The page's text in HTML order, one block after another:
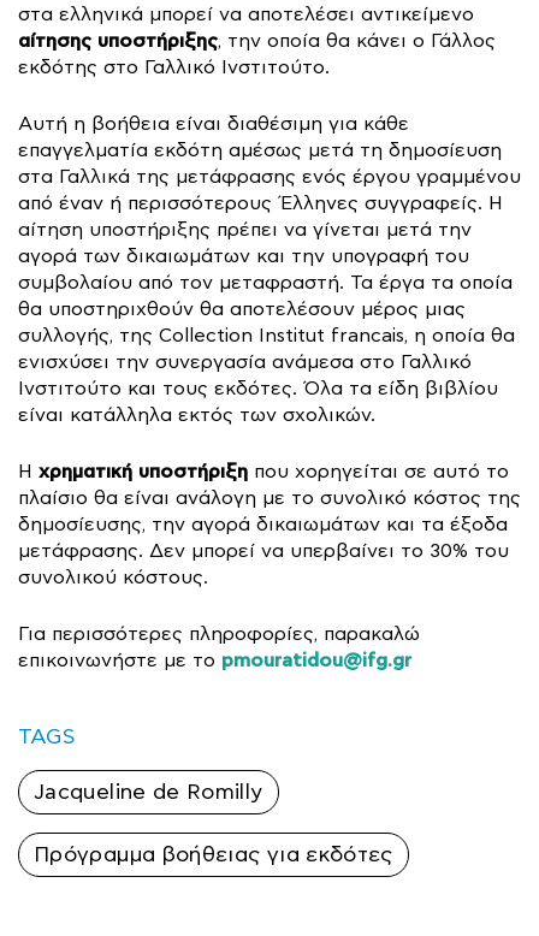
στα ελληνικά μπορεί να αποτελέσει αντικείμενο
αίτησης υποστήριξης, την οποία θα κάνει ο Γάλλος
εκδότης στο Γαλλικό Ινστιτούτο.
Αυτή η βοήθεια είναι διαθέσιμη για κάθε
επαγγελματία εκδότη αμέσως μετά τη δημοσίευση
στα Γαλλικά της μετάφρασης ενός έργου γραμμένου
από έναν ή περισσότερους Έλληνες συγγραφείς. Η
αίτηση υποστήριξης πρέπει να γίνεται μετά την
αγορά των δικαιωμάτων και την υπογραφή του
συμβολαίου από τον μεταφραστή. Τα έργα τα οποία
θα υποστηριχθούν θα αποτελέσουν μέρος μιας
συλλογής, της Collection Institut francais, η οποία θα
ενισχύσει την συνεργασία ανάμεσα στο Γαλλικό
Ινστιτούτο και τους εκδότες. Όλα τα είδη βιβλίου
είναι κατάλληλα εκτός των σχολικών.
Η χρηματική υποστήριξη που χορηγείται σε αυτό το
πλαίσιο θα είναι ανάλογη με το συνολικό κόστος της
δημοσίευσης, την αγορά δικαιωμάτων και τα έξοδα
μετάφρασης. Δεν μπορεί να υπερβαίνει το 30% του
συνολικού κόστους.
Για περισσότερες πληροφορίες, παρακαλώ
επικοινωνήστε με το pmouratidou@ifg.gr
TAGS
Jacqueline de Romilly
Πρόγραμμα βοήθειας για εκδότες